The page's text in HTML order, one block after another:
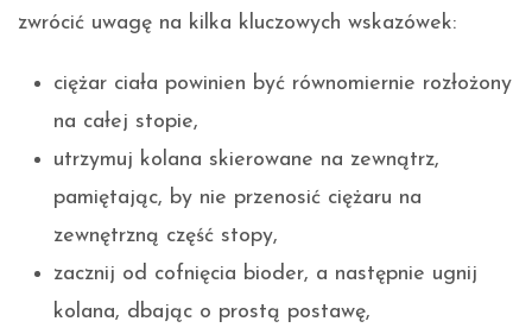
zwrócić uwagę na kilka kluczowych wskazówek:
ciężar ciała powinien być równomiernie rozłożony
na całej stopie,
utrzymuj kolana skierowane na zewnątrz,
pamiętając, by nie przenosić ciężaru na
zewnętrzną część stopy,
zacznij od cofnięcia bioder, a następnie ugnij
kolana, dbając o prostą postawę,